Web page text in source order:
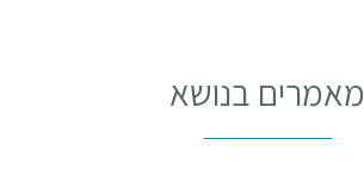
מאמרים בנושא